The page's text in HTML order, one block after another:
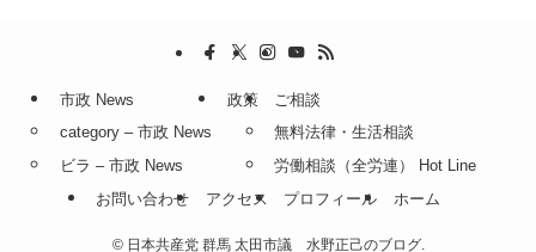
市政 News
category – 市政 News
ビラ – 市政 News
政策
ご相談
無料法律・生活相談
労働相談（全労連） Hot Line
お問い合わせ
アクセス プロフィール ホーム
©日本共産党 群馬 太田市議 水野正己のブログ.